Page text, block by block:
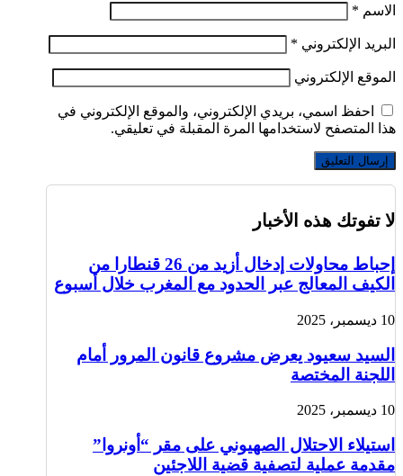
الاسم *
البريد الإلكتروني *
الموقع الإلكتروني
احفظ اسمي، بريدي الإلكتروني، والموقع الإلكتروني في
هذا المتصفح لاستخدامها المرة المقبلة في تعليقي.
لا تفوتك هذه الأخبار
إحباط محاولات إدخال أزيد من 26 قنطارا من
الكيف المعالج عبر الحدود مع المغرب خلال أسبوع
10 ديسمبر، 2025
السيد سعيود يعرض مشروع قانون المرور أمام
اللجنة المختصة
10 ديسمبر، 2025
استيلاء الاحتلال الصهيوني على مقر “أونروا”
مقدمة عملية لتصفية قضية اللاجئين